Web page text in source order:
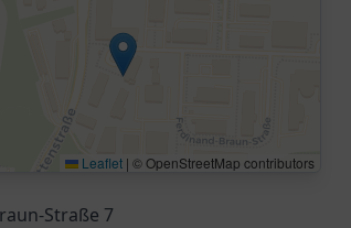
Leaflet | © OpenStreetMap contributors
Straße 7